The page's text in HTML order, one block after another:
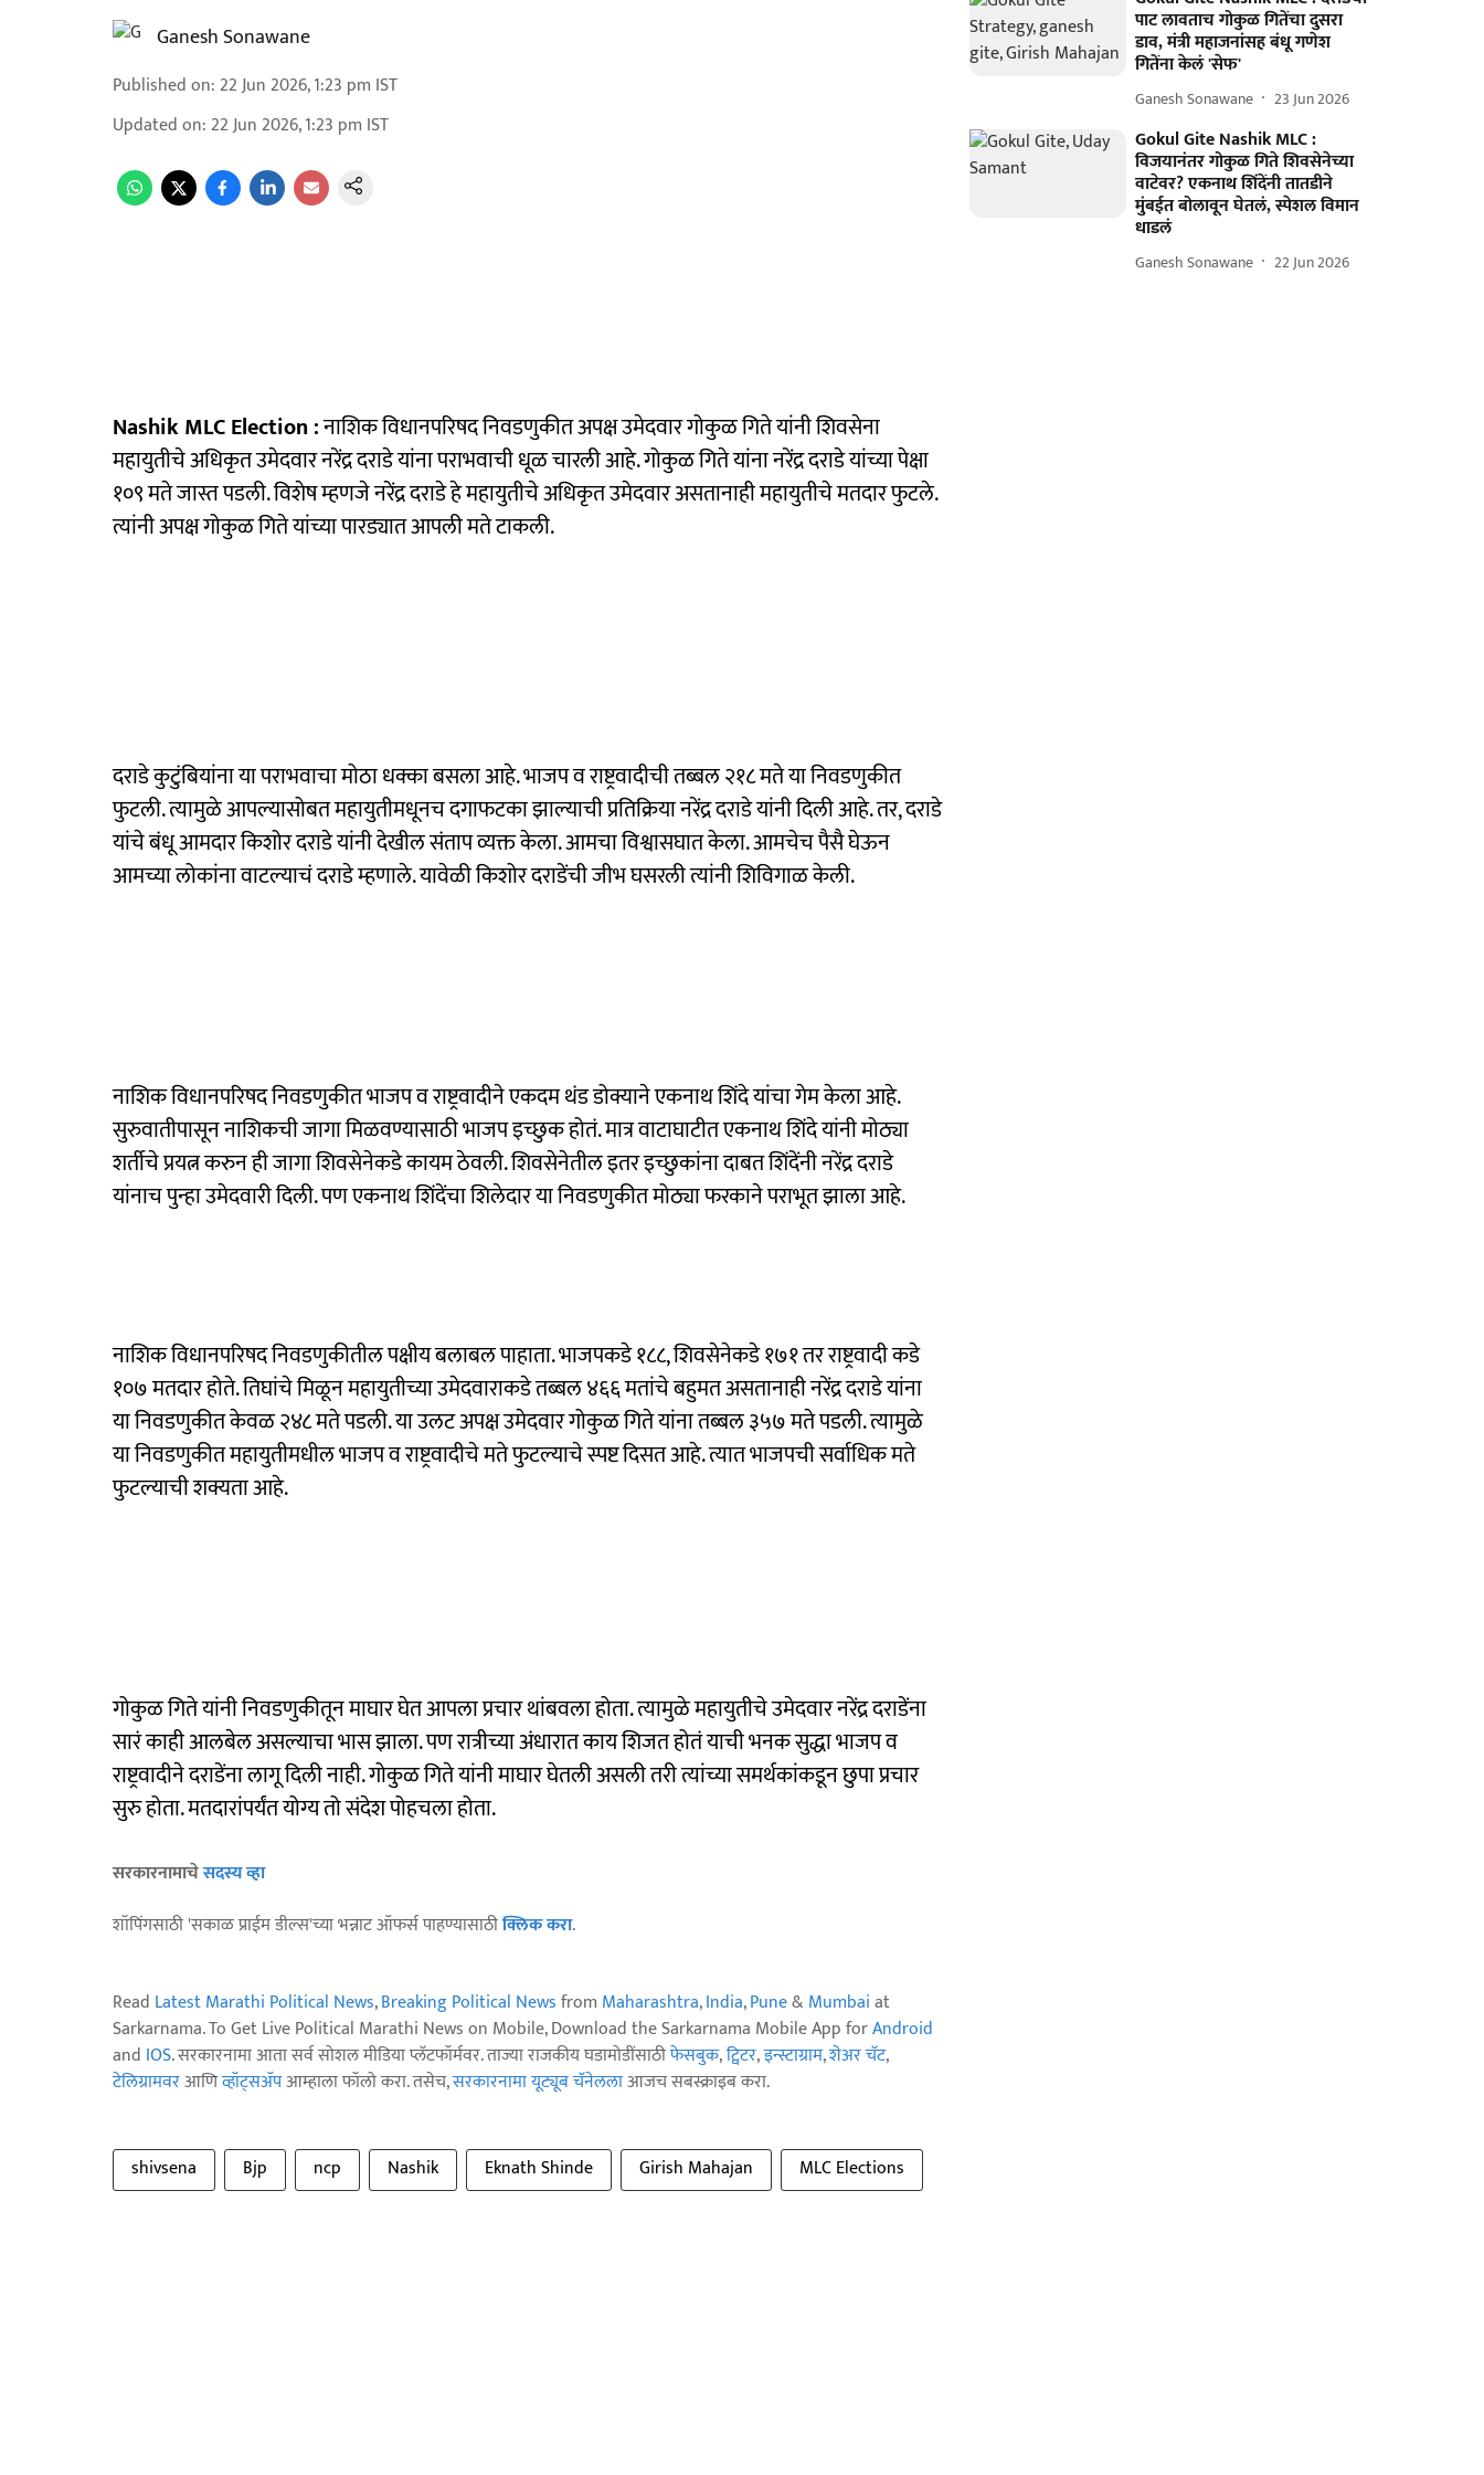
Ganesh Sonawane
Published on: 22 Jun 2026, 1:23 pm IST
Updated on: 22 Jun 2026, 1:23 pm IST
Nashik MLC Election :नाशिक विधानपरिषद निवडणुकीत अपक्ष उमेदवार गोकुळ गिते यांनी शिवसेना
महायुतीचे अधिकृत उमेदवार नरेंद्र दराडे यांना पराभवाची धूळ चारली आहे. गोकुळ गिते यांना नरेंद्र दराडे यांच्या पेक्षा
१०९ मते जास्त पडली. विशेष म्हणजे नरेंद्र दराडे हे महायुतीचे अधिकृत उमेदवार असतानाही महायुतीचे मतदार फुटले.
त्यांनी अपक्ष गोकुळ गिते यांच्या पारड्यात आपली मते टाकली.
दराडे कुटुंबियांना या पराभवाचा मोठा धक्का बसला आहे. भाजप व राष्ट्रवादीची तब्बल २१८ मते या निवडणुकीत
फुटली. त्यामुळे आपल्यासोबत महायुतीमधूनच दगाफटका झाल्याची प्रतिक्रिया नरेंद्र दराडे यांनी दिली आहे. तर, दराडे
यांचे बंधू आमदार किशोर दराडे यांनी देखील संताप व्यक्त केला. आमचा विश्वासघात केला. आमचेच पैसै घेऊन
आमच्या लोकांना वाटल्याचं दराडे म्हणाले. यावेळी किशोर दराडेंची जीभ घसरली त्यांनी शिविगाळ केली.
नाशिक विधानपरिषद निवडणुकीत भाजप व राष्ट्रवादीने एकदम थंड डोक्याने एकनाथ शिंदे यांचा गेम केला आहे.
सुरुवातीपासून नाशिकची जागा मिळवण्यासाठी भाजप इच्छुक होतं. मात्र वाटाघाटीत एकनाथ शिंदे यांनी मोठ्या
शर्तीचे प्रयत्न करुन ही जागा शिवसेनेकडे कायम ठेवली. शिवसेनेतील इतर इच्छुकांना दाबत शिंदेंनी नरेंद्र दराडे
यांनाच पुन्हा उमेदवारी दिली. पण एकनाथ शिंदेंचा शिलेदार या निवडणुकीत मोठ्या फरकाने पराभूत झाला आहे.
नाशिक विधानपरिषद निवडणुकीतील पक्षीय बलाबल पाहाता. भाजपकडे १८८, शिवसेनेकडे १७१ तर राष्ट्रवादी कडे
१०७ मतदार होते. तिघांचे मिळून महायुतीच्या उमेदवाराकडे तब्बल ४६६ मतांचे बहुमत असतानाही नरेंद्र दराडे यांना
या निवडणुकीत केवळ २४८ मते पडली. या उलट अपक्ष उमेदवार गोकुळ गिते यांना तब्बल ३५७ मते पडली. त्यामुळे
या निवडणुकीत महायुतीमधील भाजप व राष्ट्रवादीचे मते फुटल्याचे स्पष्ट दिसत आहे. त्यात भाजपची सर्वाधिक मते
फुटल्याची शक्यता आहे.
गोकुळ गिते यांनी निवडणुकीतून माघार घेत आपला प्रचार थांबवला होता. त्यामुळे महायुतीचे उमेदवार नरेंद्र दराडेंना
सारं काही आलबेल असल्याचा भास झाला. पण रात्रीच्या अंधारात काय शिजत होतं याची भनक सुद्धा भाजप व
राष्ट्रवादीने दराडेंना लागू दिली नाही. गोकुळ गिते यांनी माघार घेतली असली तरी त्यांच्या समर्थकांकडून छुपा प्रचार
सुरु होता. मतदारांपर्यंत योग्य तो संदेश पोहचला होता.
सरकारनामाचेसदस्य व्हा
शॉपिंगसाठी 'सकाळ प्राईम डील्स'च्या भन्नाट ऑफर्स पाहण्यासाठीक्लिक करा.
Read Latest Marathi Political News,Breaking Political Newsfrom Maharashtra,India,Pune& Mumbaiat
Sarkarnama. To Get Live Political Marathi News on Mobile, Download the Sarkarnama Mobile App forAndroid
and IOS. सरकारनामा आता सर्व सोशल मीडिया प्लॅटफॉर्मवर. ताज्या राजकीय घडामोडींसाठीफेसबुक,ट्विटर,इन्स्टाग्राम,शेअर चॅट,
टेलिग्रामवरआणिव्हॉट्सॲपआम्हाला फॉलो करा. तसेच,सरकारनामा यूट्यूब चॅनेललाआजच सबस्क्राइब करा.
shivsena Bjp ncp Nashik Eknath Shinde Girish Mahajan MLC Elections
पाट लावताच गोकुळ गितेंचा दुसरा
डाव, मंत्री महाजनांसह बंधू गणेश
गितेंना केलं 'सेफ'
Ganesh Sonawane 23 Jun 2026
Gokul Gite Nashik MLC :
विजयानंतर गोकुळ गिते शिवसेनेच्या
वाटेवर? एकनाथ शिंदेंनी तातडीने
मुंबईत बोलावून घेतलं, स्पेशल विमान
धाडलं
Ganesh Sonawane 22 Jun 2026